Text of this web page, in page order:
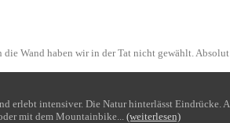
Wand haben wir in der Tat nicht gewählt.
erlebt intensiver. Die Natur hinterlässt
mit dem Mountainbike... (weiterlesen)